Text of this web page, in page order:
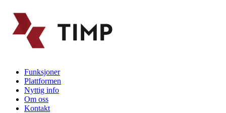
Funksjoner
Plattformen
Nyttig info
Om oss
Kontakt